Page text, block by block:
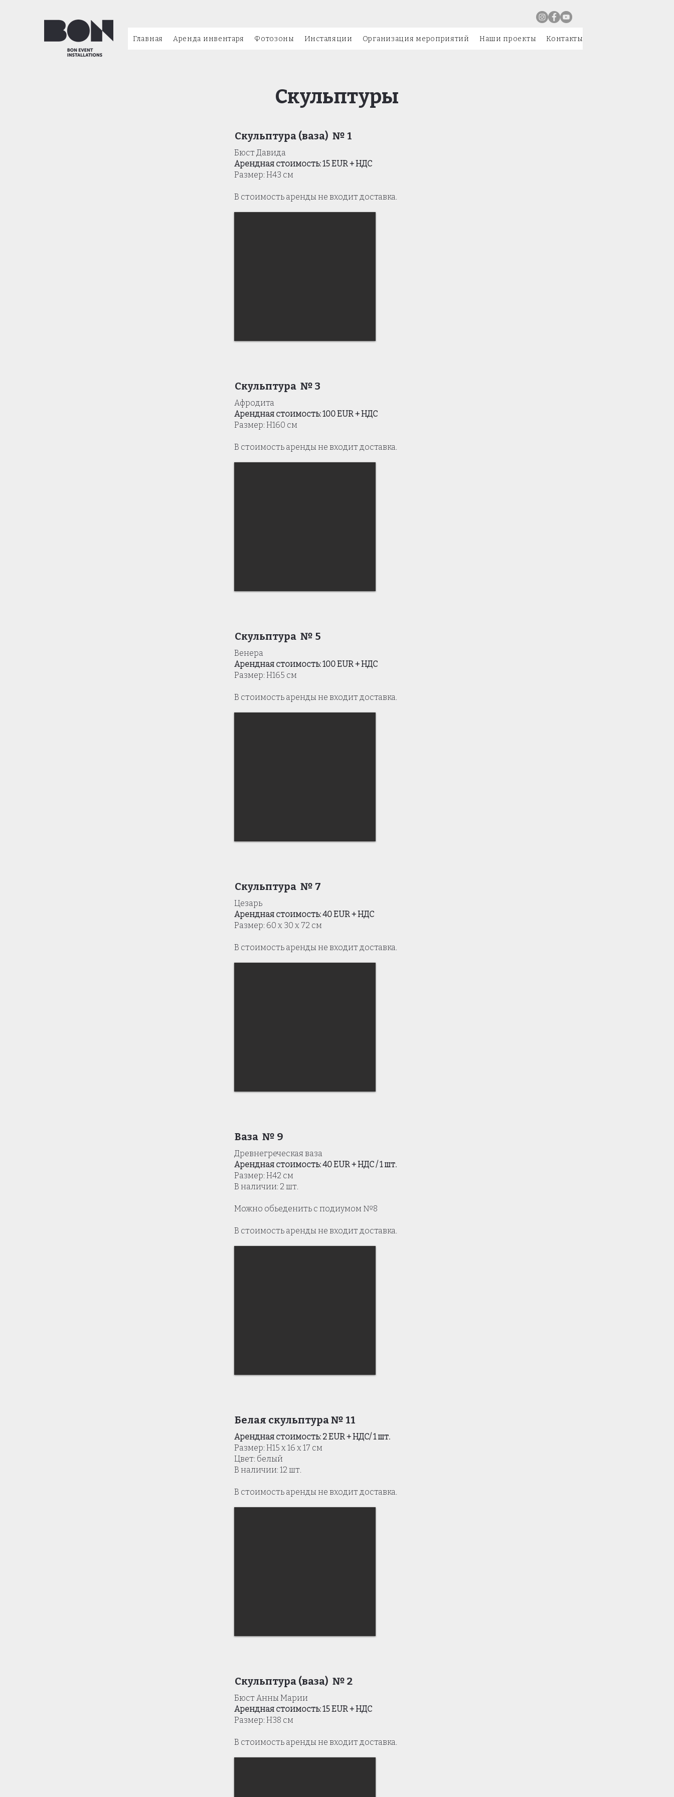
Главная Аренда инвентаря Фотозоны Инсталяции Организация мероприятий Наши проекты Контакты
Скульптуры
Скульптура (ваза) № 1
Бюст Давида
Арендная стоимость: 15 EUR + НДС
Размер: Н43 см
В стоимость аренды не входит доставка.
Скульптура № 3
Афродита
Арендная стоимость: 100 EUR + НДС
Размер: Н160 см
В стоимость аренды не входит доставка.
Скульптура № 5
Венера
Арендная стоимость: 100 EUR + НДС
Размер: Н165 см
В стоимость аренды не входит доставка.
Скульптура № 7
Цезарь
Арендная стоимость: 40 EUR + НДС
Размер: 60 х 30 х 72 см
В стоимость аренды не входит доставка.
Ваза № 9
Древнегреческая ваза
Арендная стоимость: 40 EUR + НДС / 1 шт.
Размер: Н42 см
В наличии: 2 шт.
Можно обьеденить с подиумом №8
В стоимость аренды не входит доставка.
Белая скульптура № 11
Арендная стоимость: 2 EUR + НДС/ 1 шт.
Размер: H15 x 16 x 17 см
Цвет: белый
В наличии: 12 шт.
В стоимость аренды не входит доставка.
Скульптура (ваза) № 2
Бюст Анны Марии
Арендная стоимость: 15 EUR + НДС
Размер: Н38 см
В стоимость аренды не входит доставка.